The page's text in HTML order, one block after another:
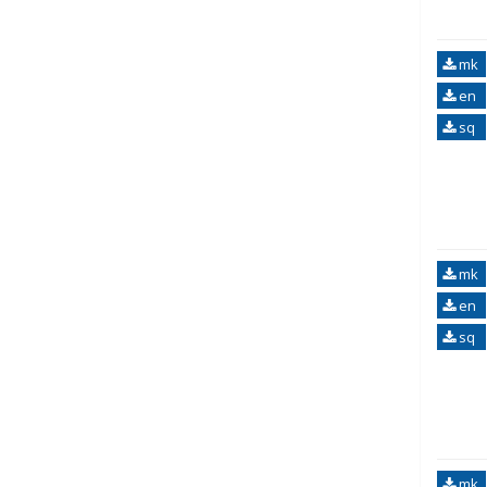
mk
en
sq
mk
en
sq